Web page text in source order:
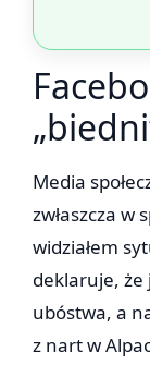
Media
zwłaszcza w
widziałem
deklaruje, że
ubóstwa, a
z nart w